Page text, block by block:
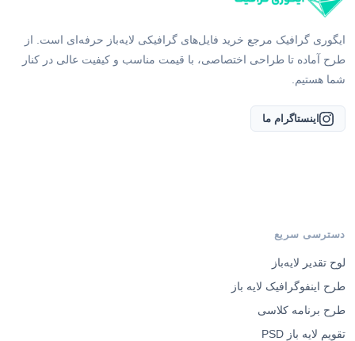
ایگوری گرافیک مرجع خرید فایل‌های گرافیکی لایه‌باز حرفه‌ای است. از
طرح آماده تا طراحی اختصاصی، با قیمت مناسب و کیفیت عالی در کنار
شما هستیم.
اینستاگرام ما
دسترسی سریع
لوح تقدیر لایه‌باز
طرح اینفوگرافیک لایه باز
طرح برنامه کلاسی
تقویم لایه باز PSD